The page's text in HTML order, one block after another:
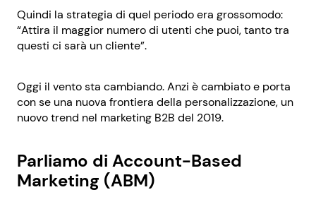
Quindi la strategia di quel periodo era grossomodo:
“Attira il maggior numero di utenti che puoi, tanto tra
questi ci sarà un cliente”.
Oggi il vento sta cambiando. Anzi è cambiato e porta
con se una nuova frontiera della personalizzazione, un
nuovo trend nel marketing B2B del 2019.
Parliamo di Account-Based
Marketing (ABM)